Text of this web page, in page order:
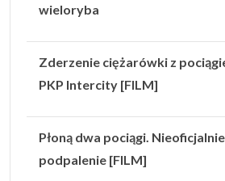
wieloryba
Zderzenie ciężarówki z
PKP Intercity [FILM]
Płoną dwa pociągi.
podpalenie [FILM]